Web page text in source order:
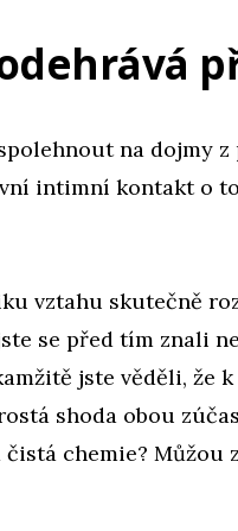
na dojmy
intimní kontakt o
vztahu skutečně
se před tím znali
jste věděli, že
shoda obou
čistá chemie? Můžou